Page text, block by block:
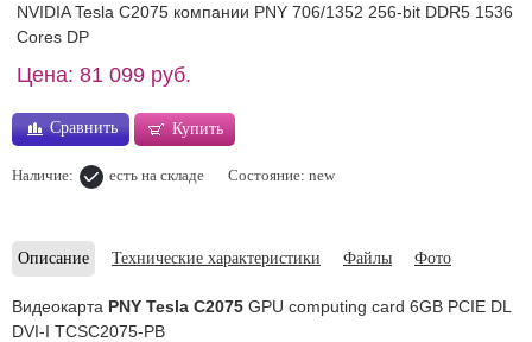
NVIDIA Tesla C2075 компании PNY 706/1352 256-bit DDR5 1536
Cores DP
Цена: 81 099 руб.
Сравнить Купить
Наличие: есть на складе Состояние: new
Описание Технические характеристики Файлы Фото
Видеокарта PNY Tesla C2075 GPU computing card 6GB PCIE DL
DVI-I TCSC2075-PB